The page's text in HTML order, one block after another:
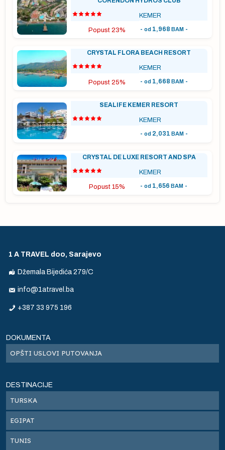
KEMER
Popust 23% -od 1,968 BAM -
CRYSTAL FLORA BEACH RESORT
KEMER
Popust 25% -od 1,668 BAM -
SEALIFE KEMER RESORT
KEMER
-od 2,031 BAM -
CRYSTAL DE LUXE RESORT AND SPA
KEMER
Popust 15% -od 1,656 BAM -
1 A TRAVEL doo, Sarajevo
Džemala Bijedića 279/C
info@1atravel.ba
+387 33 975 196
DOKUMENTA
OPŠTI USLOVI PUTOVANJA
DESTINACIJE
TURSKA
EGIPAT
TUNIS